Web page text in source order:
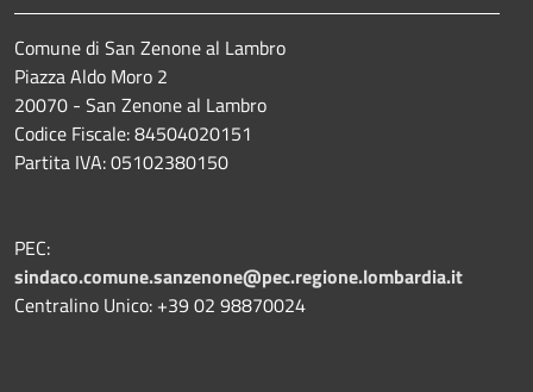
Comune di San Zenone al Lambro
Piazza Aldo Moro 2
20070 - San Zenone al Lambro
Codice Fiscale: 84504020151
Partita IVA: 05102380150
PEC:
sindaco.comune.sanzenone@pec.regione.lombardia.it
Centralino Unico: +39 02 98870024